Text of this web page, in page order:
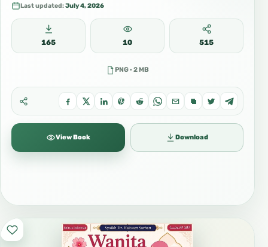
Last updated:July 4, 2026
165 10 515
PNG · 2 MB
View Book Download